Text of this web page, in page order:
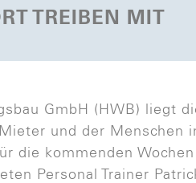
TREIBEN MIT
GmbH (HWB) liegt
und der Menschen
die kommenden
Personal Trainer